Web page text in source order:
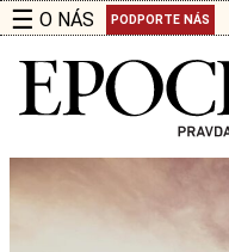
☰ O NÁS PODPORTE NÁS